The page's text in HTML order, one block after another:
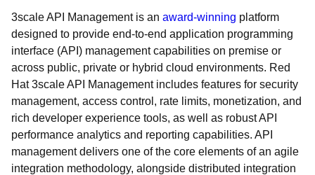
3scale API Management is an award-winning platform
designed to provide end-to-end application programming
interface (API) management capabilities on premise or
across public, private or hybrid cloud environments. Red
Hat 3scale API Management includes features for security
management, access control, rate limits, monetization, and
rich developer experience tools, as well as robust API
performance analytics and reporting capabilities. API
management delivers one of the core elements of an agile
integration methodology, alongside distributed integration